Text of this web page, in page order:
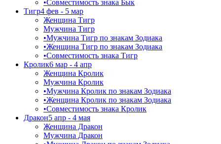
•Совместимость знака Бык
Тигр4 фев - 5 мар
Женщина Тигр
Мужчина Тигр
•Мужчина Тигр по знакам Зодиака
•Женщина Тигр по знакам Зодиака
•Совместимость знака Тигр
Кролик6 мар - 4 апр
Женщина Кролик
Мужчина Кролик
•Мужчина Кролик по знакам Зодиака
•Женщина Кролик по знакам Зодиака
•Совместимость знака Кролик
Дракон5 апр - 4 мая
Женщина Дракон
Мужчина Дракон